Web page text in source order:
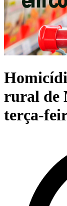
rural de
terça-